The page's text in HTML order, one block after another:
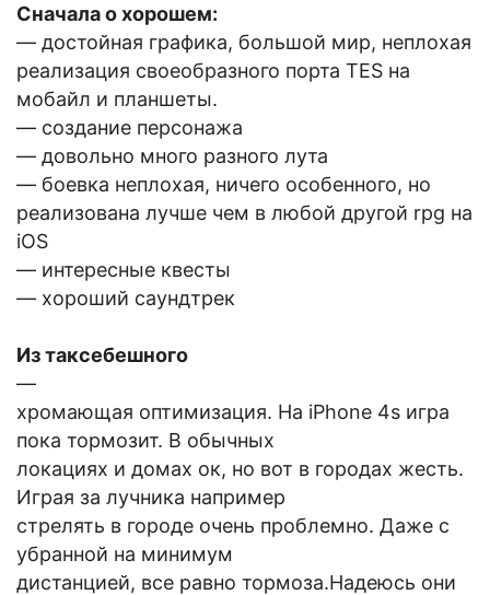
Сначала о хорошем:
— достойная графика, большой мир, неплохая
реализация своеобразного порта TES на
мобайл и планшеты.
— создание персонажа
— довольно много разного лута
— боевка неплохая, ничего особенного, но
реализована лучше чем в любой другой rpg на
iOS
— интересные квесты
— хороший саундтрек
Из таксебешного
—
хромающая оптимизация. На iPhone 4s игра
пока тормозит. В обычных
локациях и домах ок, но вот в городах жесть.
Играя за лучника например
стрелять в городе очень проблемно. Даже с
убранной на минимум
дистанцией, все равно тормоза.Надеюсь они